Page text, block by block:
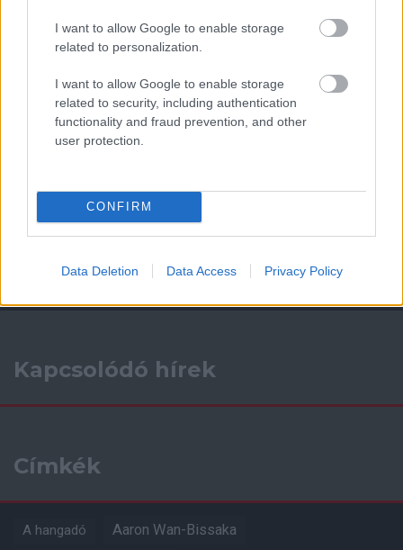
I want to allow Google to enable storage
related to personalization.
I want to allow Google to enable storage
related to security, including authentication
functionality and fraud prevention, and other
user protection.
CONFIRM
Data Deletion Data Access Privacy Policy
AC MilanvsManchester United2026-08-15 18:00
ELŐZŐ MÉRKŐZÉSEK
Támogatás
Támogasd adományoddal
Kapcsolódó hírek
Címkék
A hangadó Aaron Wan-Bissaka